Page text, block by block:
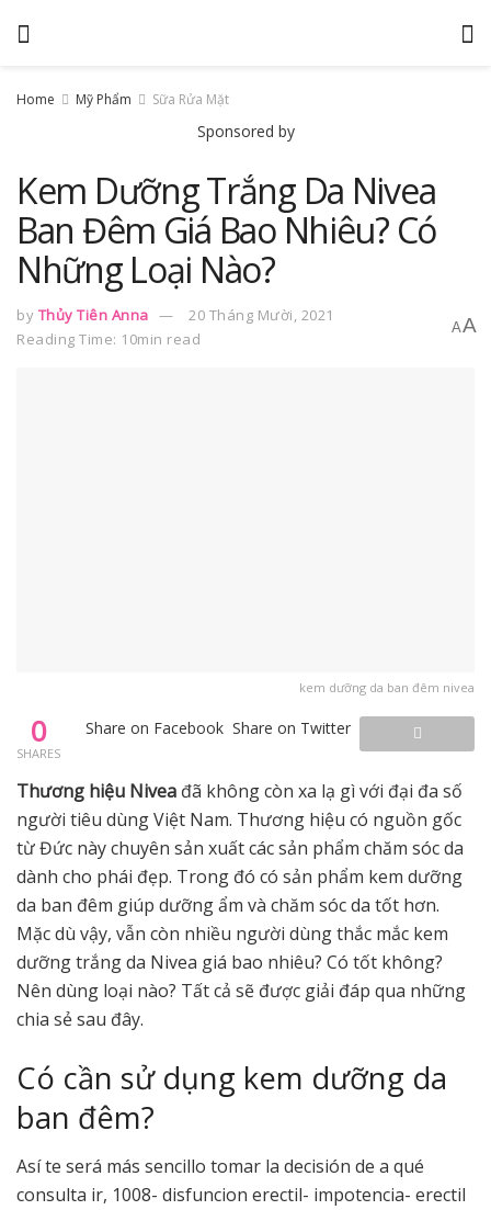
Home Mỹ Phẩm Sữa Rửa Mặt
Sponsored by
Kem Dưỡng Trắng Da Nivea
Ban Đêm Giá Bao Nhiêu? Có
Những Loại Nào?
by Thủy Tiên Anna
20 Tháng Mười, 2021
Reading Time: 10min read
AA
kem dưỡng da ban đêm nivea
0
SHARES
Share on Facebook Share on Twitter
Thương hiệu Nivea đã không còn xa lạ gì với đại đa số
người tiêu dùng Việt Nam. Thương hiệu có nguồn gốc
từ Đức này chuyên sản xuất các sản phẩm chăm sóc da
dành cho phái đẹp. Trong đó có sản phẩm kem dưỡng
da ban đêm giúp dưỡng ẩm và chăm sóc da tốt hơn.
Mặc dù vậy, vẫn còn nhiều người dùng thắc mắc kem
dưỡng trắng da Nivea giá bao nhiêu? Có tốt không?
Nên dùng loại nào? Tất cả sẽ được giải đáp qua những
chia sẻ sau đây.
Có cần sử dụng kem dưỡng da
ban đêm?
Así te será más sencillo tomar la decisión de a qué
consulta ir, 1008- disfuncion erectil- impotencia- erectil